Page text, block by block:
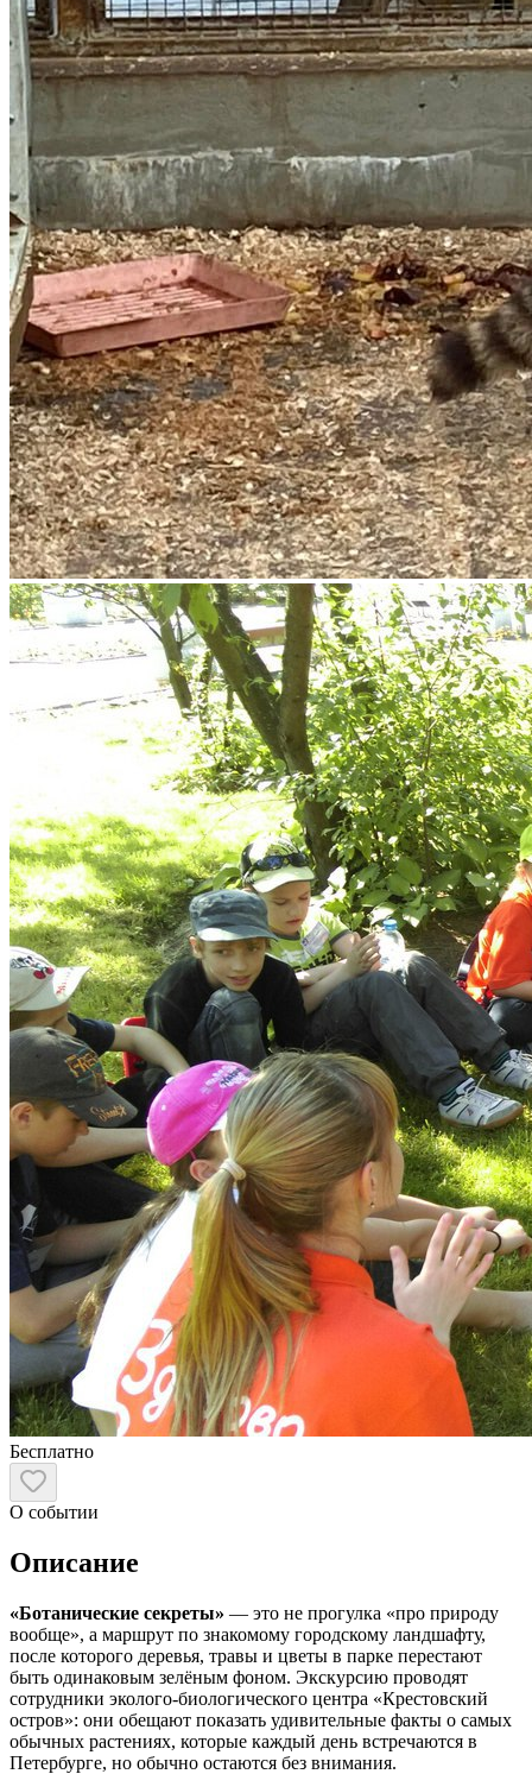
Бесплатно
О событии
Описание
«Ботанические секреты» — это не прогулка «про природу
вообще», а маршрут по знакомому городскому ландшафту,
после которого деревья, травы и цветы в парке перестают
быть одинаковым зелёным фоном. Экскурсию проводят
сотрудники эколого-биологического центра «Крестовский
остров»: они обещают показать удивительные факты о самых
обычных растениях, которые каждый день встречаются в
Петербурге, но обычно остаются без внимания.